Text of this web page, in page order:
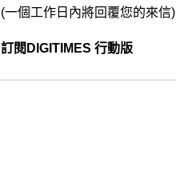
(一個工作日內將回覆您的來信)
訂閱DIGITIMES 行動版